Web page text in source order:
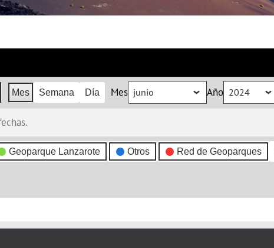
Mes Semana Día Mes Año
Geoparque Lanzarote Otros Red de Geoparques